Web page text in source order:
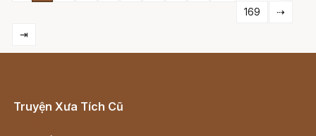
169
⇢
⇥
Truyện Xưa Tích Cũ